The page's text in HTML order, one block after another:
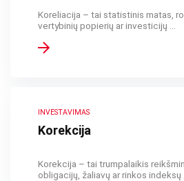
Koreliacija – tai statistinis matas,
vertybinių popierių ar investicijų ...
INVESTAVIMAS
Korekcija
Korekcija – tai trumpalaikis
obligacijų, žaliavų ar rinkos indeksų ...